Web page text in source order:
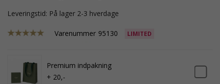
Leveringstid: På lager 2-3 hverdage
Varenummer 95130 LIMITED
Premium indpakning
+ 20,-